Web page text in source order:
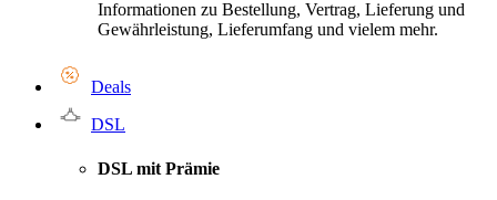
Informationen zu Bestellung, Vertrag, Lieferung und
Gewährleistung, Lieferumfang und vielem mehr.
Deals
DSL
DSL mit Prämie